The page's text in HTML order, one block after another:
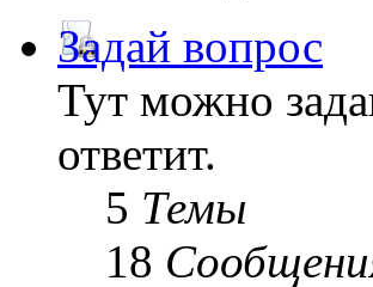
Задай вопрос
Тут можно
ответит.
5 Темы
18